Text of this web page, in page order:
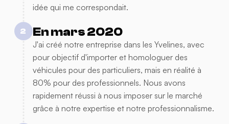
idée qui me correspondait.
2 En mars 2020
J'ai créé notre entreprise dans les Yvelines, avec
pour objectif d'importer et homologuer des
véhicules pour des particuliers, mais en réalité à
80% pour des professionnels. Nous avons
rapidement réussi à nous imposer sur le marché
grâce à notre expertise et notre professionnalisme.